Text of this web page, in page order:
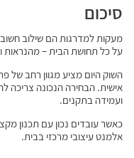
סיכום
מעקות למדרגות הם שילוב
על כל תחושת הבית – מהנראות
השוק היום מציע מגוון רחב של
אישית. הבחירה הנכונה צריכה
ועמידה בתקנים.
כאשר עובדים נכון עם תכנון
אלמנט עיצובי מרכזי בבית.